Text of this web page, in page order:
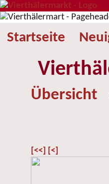
Startseite
Übersicht
[<<] [<]